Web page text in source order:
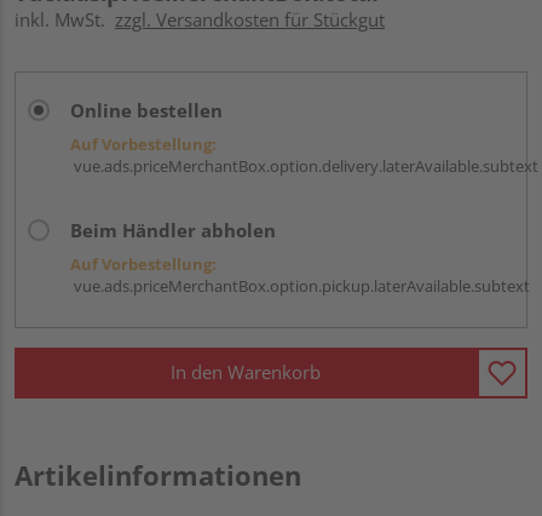
inkl. MwSt. zzgl. Versandkosten für Stückgut
Online bestellen
Auf Vorbestellung:
vue.ads.priceMerchantBox.option.delivery.laterAvailable.subtext
Beim Händler abholen
Auf Vorbestellung:
vue.ads.priceMerchantBox.option.pickup.laterAvailable.subtext
In den Warenkorb
Artikelinformationen